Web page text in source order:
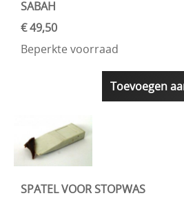
SABAH
€ 49,50
Beperkte voorraad
Toevoegen
SPATEL VOOR STOPWAS